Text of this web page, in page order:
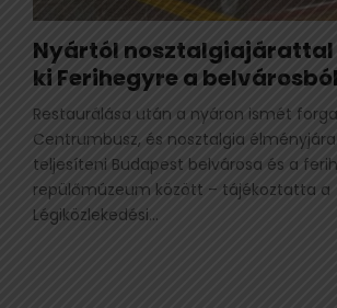
Nyártól
ki Ferihegyre a belvárosból
Restaurálása után a nyáron ismét
Centrumbusz, és nosztalgia
teljesíteni Budapest belvárosa és a
repülőmúzeum között – tájékoztatta a
Légiközlekedési...